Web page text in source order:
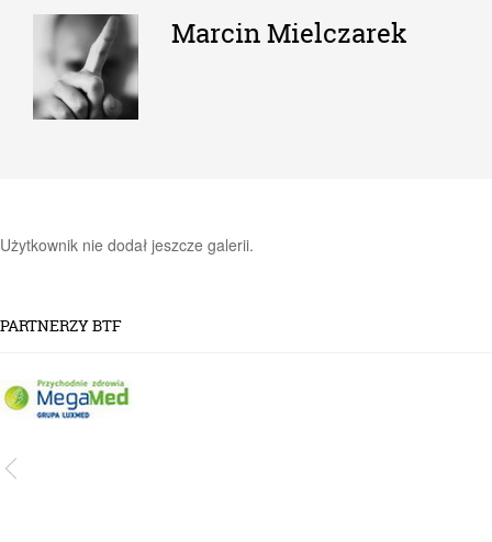
Marcin Mielczarek
Użytkownik nie dodał jeszcze galerii.
PARTNERZY BTF